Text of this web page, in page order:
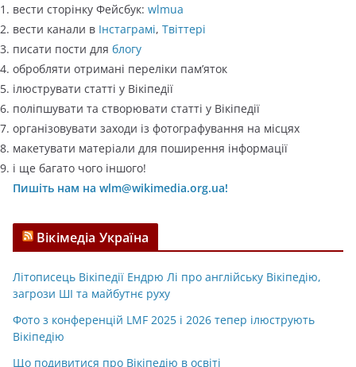
вести сторінку Фейсбук: wlmua
вести канали в Інстаграмі, Твіттері
писати пости для блогу
обробляти отримані переліки пам’яток
ілюструвати статті у Вікіпедії
поліпшувати та створювати статті у Вікіпедії
організовувати заходи із фотографування на місцях
макетувати матеріали для поширення інформації
і ще багато чого іншого!
Пишіть нам на wlm@wikimedia.org.ua!
Вікімедіа Україна
Літописець Вікіпедії Ендрю Лі про англійську Вікіпедію,
загрози ШІ та майбутнє руху
Фото з конференцій LMF 2025 і 2026 тепер ілюструють
Вікіпедію
Що подивитися про Вікіпедію в освіті